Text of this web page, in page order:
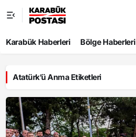
Karabük Haberleri Bölge Haberleri
Atatürk’ü Anma Etiketleri